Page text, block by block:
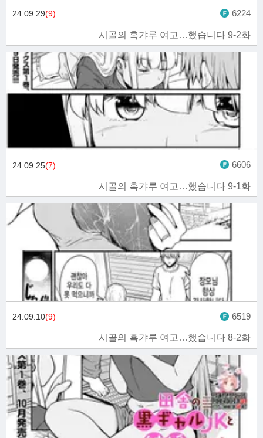
시골의 흑갸루 여고…했습니다 9-2화
24.09.29(9) 6224
시골의 흑갸루 여고…했습니다 9-1화
24.09.25(7) 6606
시골의 흑갸루 여고…했습니다 8-2화
24.09.10(9) 6519